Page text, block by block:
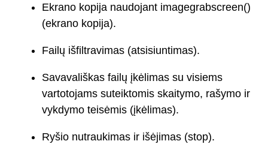
Ekrano kopija naudojant imagegrabscreen()
(ekrano kopija).
Failų išfiltravimas (atsisiuntimas).
Savavališkas failų įkėlimas su visiems
vartotojams suteiktomis skaitymo, rašymo ir
vykdymo teisėmis (įkėlimas).
Ryšio nutraukimas ir išėjimas (stop).